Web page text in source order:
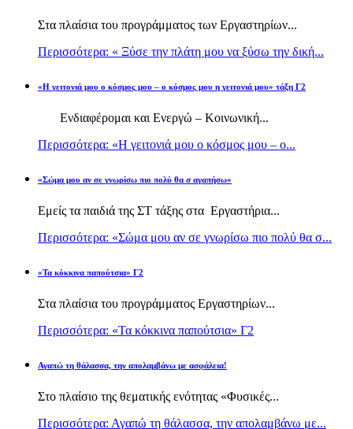
Στα πλαίσια του προγράμματος των Εργαστηρίων...
Περισσότερα: « Ξύσε την πλάτη μου να ξύσω την δική...
«Η γειτονιά μου ο κόσμος μου – ο κόσμος μου η γειτονιά μου» τάξη Γ2
Ενδιαφέρομαι και Ενεργώ – Κοινωνική...
Περισσότερα: «Η γειτονιά μου ο κόσμος μου – ο...
«Σώμα μου αν σε γνωρίσω πιο πολύ θα σ αγαπήσω»
Εμείς τα παιδιά της ΣΤ τάξης στα Εργαστήρια...
Περισσότερα: «Σώμα μου αν σε γνωρίσω πιο πολύ θα σ...
«Τα κόκκινα παπούτσια» Γ2
Στα πλαίσια του προγράμματος Εργαστηρίων...
Περισσότερα: «Τα κόκκινα παπούτσια» Γ2
Αγαπώ τη θάλασσα, την απολαμβάνω με ασφάλεια!
Στο πλαίσιο της θεματικής ενότητας «Φυσικές...
Περισσότερα: Αγαπώ τη θάλασσα, την απολαμβάνω με...